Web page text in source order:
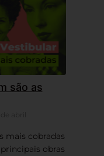
são as
mais cobradas
obras